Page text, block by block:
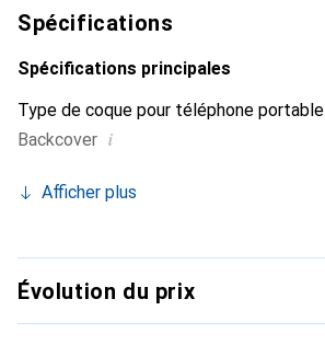
exigeante.
Spécifications
Spécifications principales
Type de coque pour téléphone portable
Backcover i
Afficher plus
Évolution du prix